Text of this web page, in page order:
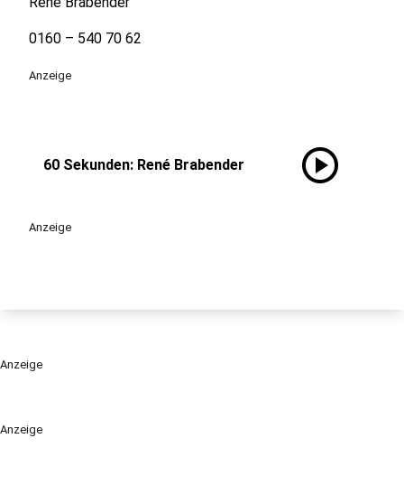
Anzeige
0160 – 540 70 62
Anzeige
60 Sekunden: René Brabender play_circle
Anzeige
Anzeige